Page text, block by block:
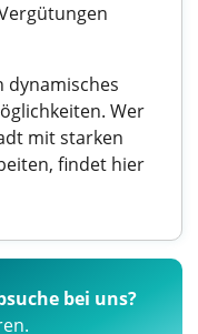
dynamisches
Wer
mit starken
findet hier
bei uns?